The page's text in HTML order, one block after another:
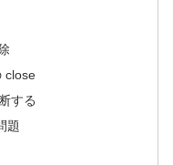
close
する
題